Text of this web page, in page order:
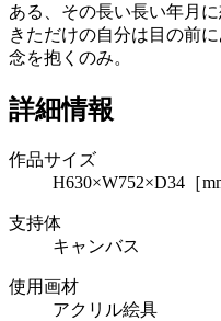
ある、その長い長い年月
きただけの自分は目の前
念を抱くのみ。
詳細情報
作品サイズ
H630×W752×D34［
支持体
キャンバス
使用画材
アクリル絵具